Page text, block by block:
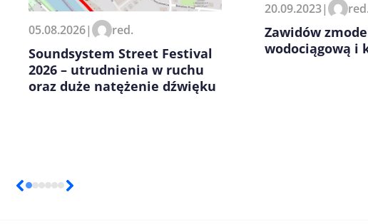
Zapamiętaj moje dane w tej
kolejnych komentarzy.
05.08.2026| red.
Soundsystem Street Festival
2026 – utrudnienia w ruchu
oraz duże natężenie dźwięku
20.09.2023|
Zawidów
wodociągową i